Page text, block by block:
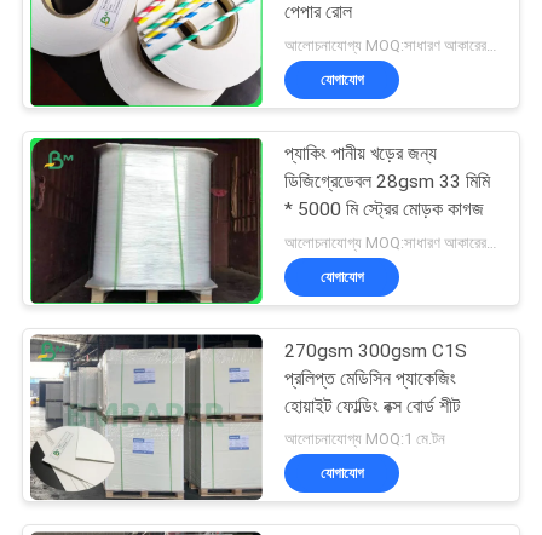
পেপার রোল
যোগাযোগ
প্যাকিং পানীয় খড়ের জন্য
ডিজিগ্রেডেবল 28gsm 33 মিমি
* 5000 মি স্ট্রের মোড়ক কাগজ
যোগাযোগ
270gsm 300gsm C1S
প্রলিপ্ত মেডিসিন প্যাকেজিং
হোয়াইট ফোল্ডিং বক্স বোর্ড শীট
আলোচনাযোগ্য MOQ:1 মে.টন
যোগাযোগ